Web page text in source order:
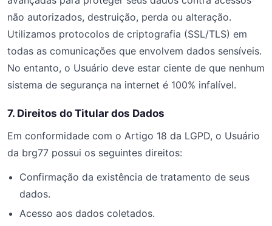
não autorizados, destruição, perda ou alteração.
Utilizamos protocolos de criptografia (SSL/TLS) em
todas as comunicações que envolvem dados sensíveis.
No entanto, o Usuário deve estar ciente de que nenhum
sistema de segurança na internet é 100% infalível.
7. Direitos do Titular dos Dados
Em conformidade com o Artigo 18 da LGPD, o Usuário
da brg77 possui os seguintes direitos:
Confirmação da existência de tratamento de seus
dados.
Acesso aos dados coletados.